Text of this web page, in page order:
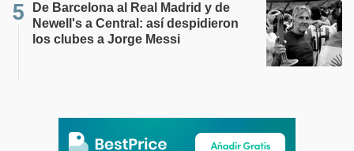
De Barcelona al Real Madrid y de
Newell's a Central: así despidieron
los clubes a Jorge Messi